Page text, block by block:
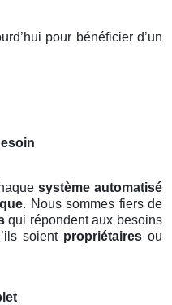
pour bénéficier d’un
système automatisé
. Nous sommes fiers de
qui répondent aux besoins
soient propriétaires ou